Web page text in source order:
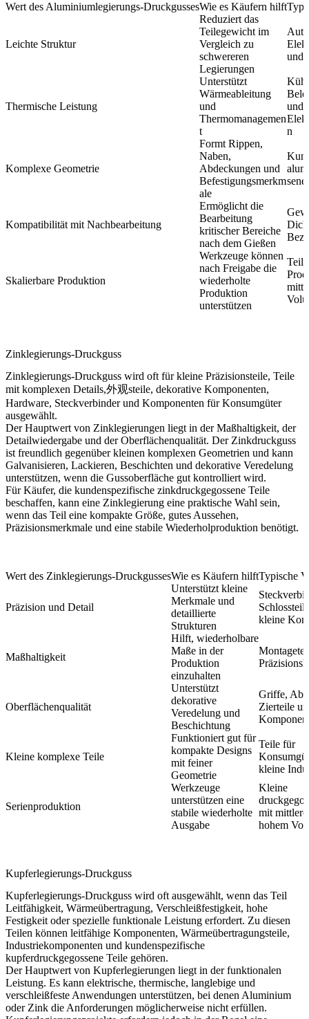
Wert des Aluminiumlegierungs-DruckgussesWie es Käufern hilft
Leichte Struktur
Reduziert das
Teilegewicht im
Vergleich zu
schwereren
Legierungen
und
Thermische Leistung
Unterstützt
Wärmeableitung
und
Thermomanagemen
t
und
n
Komplexe Geometrie
Formt Rippen,
Naben,
Abdeckungen und
Befestigungsmerkm
ale
Kompatibilität mit Nachbearbeitung
Ermöglicht die
Bearbeitung
kritischer Bereiche
nach dem Gießen
Skalierbare Produktion
Werkzeuge können
nach Freigabe die
wiederholte
Produktion
unterstützen
Zinklegierungs-Druckguss
Zinklegierungs-Druckguss wird oft für kleine Präzisionsteile, Teile
mit komplexen Details,外观steile, dekorative Komponenten,
Hardware, Steckverbinder und Komponenten für Konsumgüter
ausgewählt.
Der Hauptwert von Zinklegierungen liegt in der Maßhaltigkeit, der
Detailwiedergabe und der Oberflächenqualität. Der Zinkdruckguss
ist freundlich gegenüber kleinen komplexen Geometrien und kann
Galvanisieren, Lackieren, Beschichten und dekorative Veredelung
unterstützen, wenn die Gussoberfläche gut kontrolliert wird.
Für Käufer, die kundenspezifische zinkdruckgegossene Teile
beschaffen, kann eine Zinklegierung eine praktische Wahl sein,
wenn das Teil eine kompakte Größe, gutes Aussehen,
Präzisionsmerkmale und eine stabile Wiederholproduktion benötigt.
Wert des Zinklegierungs-DruckgussesWie es Käufern hilftTypische
Präzision und Detail
Unterstützt kleine
Merkmale und
detaillierte
Strukturen
kleine
Maßhaltigkeit
Hilft, wiederholbare
Maße in der
Produktion
einzuhalten
Oberflächenqualität
Unterstützt
dekorative
Veredelung und
Beschichtung
Griffe,
Zierteile
Kleine komplexe Teile
Funktioniert gut für
kompakte Designs
mit feiner
Geometrie
Teile für
kleine
Serienproduktion
Werkzeuge
unterstützen eine
stabile wiederholte
Ausgabe
Kleine
mit
hohem
Kupferlegierungs-Druckguss
Kupferlegierungs-Druckguss wird oft ausgewählt, wenn das Teil
Leitfähigkeit, Wärmeübertragung, Verschleißfestigkeit, hohe
Festigkeit oder spezielle funktionale Leistung erfordert. Zu diesen
Teilen können leitfähige Komponenten, Wärmeübertragungsteile,
Industriekomponenten und kundenspezifische
kupferdruckgegossene Teile gehören.
Der Hauptwert von Kupferlegierungen liegt in der funktionalen
Leistung. Es kann elektrische, thermische, langlebige und
verschleißfeste Anwendungen unterstützen, bei denen Aluminium
oder Zink die Anforderungen möglicherweise nicht erfüllen.